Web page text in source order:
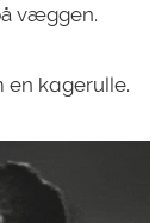
væggen.
en kagerulle.